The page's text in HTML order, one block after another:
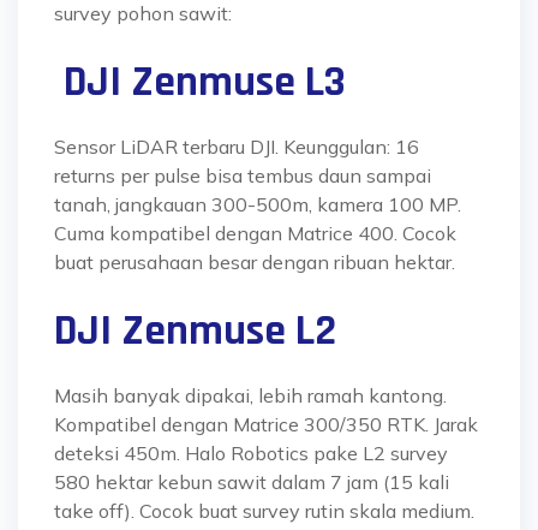
survey pohon sawit:
DJI Zenmuse L3
Sensor LiDAR terbaru DJI. Keunggulan: 16
returns per pulse bisa tembus daun sampai
tanah, jangkauan 300-500m, kamera 100 MP.
Cuma kompatibel dengan Matrice 400. Cocok
buat perusahaan besar dengan ribuan hektar.
DJI Zenmuse L2
Masih banyak dipakai, lebih ramah kantong.
Kompatibel dengan Matrice 300/350 RTK. Jarak
deteksi 450m. Halo Robotics pake L2 survey
580 hektar kebun sawit dalam 7 jam (15 kali
take off). Cocok buat survey rutin skala medium.